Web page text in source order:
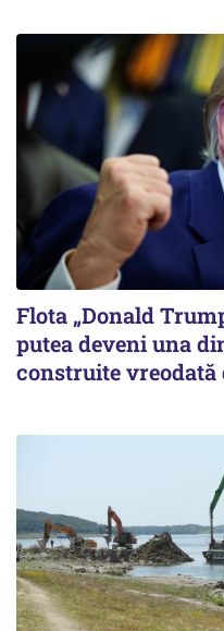
Flota „Donald
putea deveni una
construite vreodată